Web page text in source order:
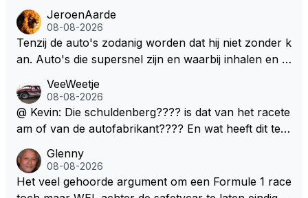
en zullen ben ik bang niet het gewenste effect hebb
en. Mocht het wel zo zijn dan zal het 3 jaar zijn, hoo
guit 5 jaar maar echt niet langer. Vergeet niet, hij hee
em meer plezier gebracht dan de F1 op dit moment.
JeroenAarde
08-08-2026
Tenzij de auto's zodanig worden dat hij niet zonder k
an. Auto's die supersnel zijn en waarbij inhalen en v
ronkende motoren en op de grenzen rijden van de
mogelijkheden. Het ouderwetse racen waarbij de ma
nnen en jongens verdeeld worden. Als deze auto's g
uden dan dat hij op dit moment beweerd. Dan kan hij
zijn talenten en uitzonderlijke klasse laten zien en he
eft daar enorm veel lol aan.
VeeWeetje
08-08-2026
@ Kevin: Die schuldenberg???? is dat van het racete
am of van de autofabrikant???? En wat heeft dit te
ert nu de spindoctor van newey geworden?? Eerlijk
gezegd snap ik de de kop én het artikel niet echt.
Glenny
08-08-2026
Het veel gehoorde argument om een Formule 1 race